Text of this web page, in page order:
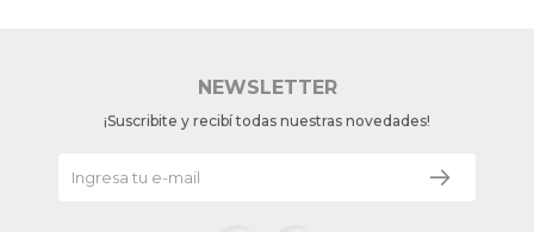
NEWSLETTER
¡Suscribite y recibí todas nuestras novedades!